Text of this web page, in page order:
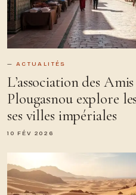
ACTUALITÉS
L’association des
Plougasnou explore
ses villes impériales
10 FÉV 2026